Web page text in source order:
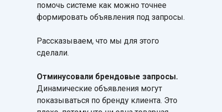
помочь системе как можно точнее
формировать объявления под запросы.
Рассказываем, что мы для этого
сделали.
Отминусовали брендовые запросы.
Динамические объявления могут
показываться по бренду клиента. Это